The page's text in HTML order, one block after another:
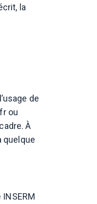
la
de
ou
À
quelque